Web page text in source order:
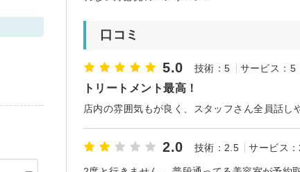
口コミ
5.0 技術：5 サービス：5
トリートメント最高！
店内の雰囲気もが良く、スタッフさん全員話し
2.0 技術：2.5 サービス：